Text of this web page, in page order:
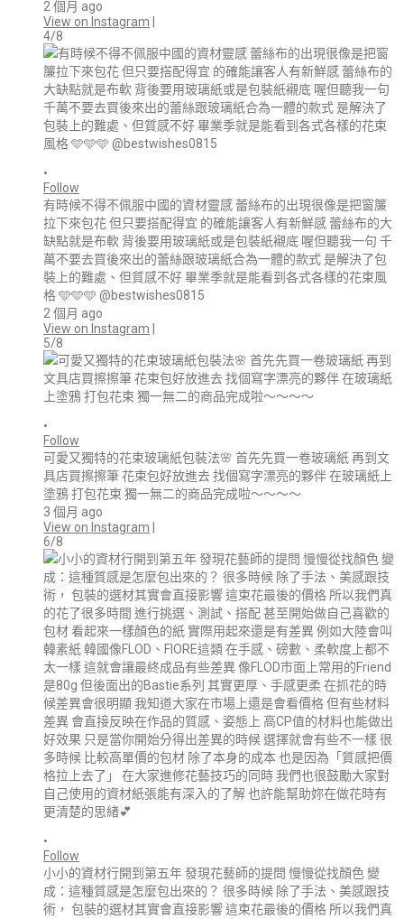
2 個月 ago
View on Instagram
4/8
•
Follow
有時候不得不佩服中國的資材靈感 蕾絲布的出現很像是把窗簾
拉下來包花 但只要搭配得宜 的確能讓客人有新鮮感 蕾絲布的大
缺點就是布軟 背後要用玻璃紙或是包裝紙襯底 喔但聽我一句 千
萬不要去買後來出的蕾絲跟玻璃紙合為一體的款式 是解決了包
裝上的難處、但質感不好 畢業季就是能看到各式各樣的花束風
格 🩵🩵🩵 @bestwishes0815
2 個月 ago
View on Instagram
5/8
•
Follow
可愛又獨特的花束玻璃紙包裝法🌸 首先先買一卷玻璃紙 再到文
具店買擦擦筆 花束包好放進去 找個寫字漂亮的夥伴 在玻璃紙上
塗鴉 打包花束 獨一無二的商品完成啦～～～～
3 個月 ago
View on Instagram
6/8
•
Follow
小小的資材行開到第五年 發現花藝師的提問 慢慢從找顏色 變
成：這種質感是怎麼包出來的？ 很多時候 除了手法、美感跟技
術， 包裝的選材其實會直接影響 這束花最後的價格 所以我們真